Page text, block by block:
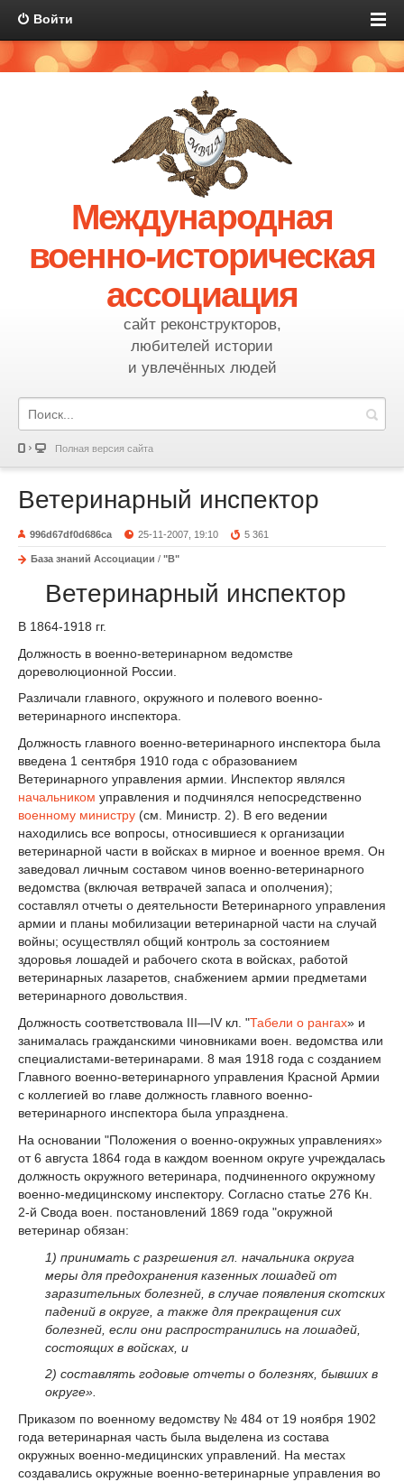
Войти
Международная
военно-историческая
ассоциация
сайт реконструкторов,
любителей истории
и увлечённых людей
Полная версия сайта
Ветеринарный инспектор
996d67df0d686ca 25-11-2007, 19:10 5 361
База знаний Ассоциации / "В"
Ветеринарный инспектор
В 1864-1918 гг.
Должность в военно-ветеринарном ведомстве
дореволюционной России.
Различали главного, окружного и полевого военно-
ветеринарного инспектора.
Должность главного военно-ветеринарного инспектора была
введена 1 сентября 1910 года с образованием
Ветеринарного управления армии. Инспектор являлся
начальником управления и подчинялся непосредственно
военному министру (см. Министр. 2). В его ведении
находились все вопросы, относившиеся к организации
ветеринарной части в войсках в мирное и военное время. Он
заведовал личным составом чинов военно-ветеринарного
ведомства (включая ветврачей запаса и ополчения);
составлял отчеты о деятельности Ветеринарного управления
армии и планы мобилизации ветеринарной части на случай
войны; осуществлял общий контроль за состоянием
здоровья лошадей и рабочего скота в войсках, работой
ветеринарных лазаретов, снабжением армии предметами
ветеринарного довольствия.
Должность соответствовала III—IV кл. "Табели о рангах» и
занималась гражданскими чиновниками воен. ведомства или
специалистами-ветеринарами. 8 мая 1918 года с созданием
Главного военно-ветеринарного управления Красной Армии
с коллегией во главе должность главного военно-
ветеринарного инспектора была упразднена.
На основании "Положения о военно-окружных управлениях»
от 6 августа 1864 года в каждом военном округе учреждалась
должность окружного ветеринара, подчиненного окружному
военно-медицинскому инспектору. Согласно статье 276 Кн.
2-й Свода воен. постановлений 1869 года "окружной
ветеринар обязан:
1) принимать с разрешения гл. начальника округа
меры для предохранения казенных лошадей от
заразительных болезней, в случае появления скотских
падений в округе, а также для прекращения сих
болезней, если они распространились на лошадей,
состоящих в войсках, и
2) составлять годовые отчеты о болезнях, бывших в
округе».
Приказом по военному ведомству № 484 от 19 ноября 1902
года ветеринарная часть была выделена из состава
окружных военно-медицинских управлений. На местах
создавались окружные военно-ветеринарные управления во